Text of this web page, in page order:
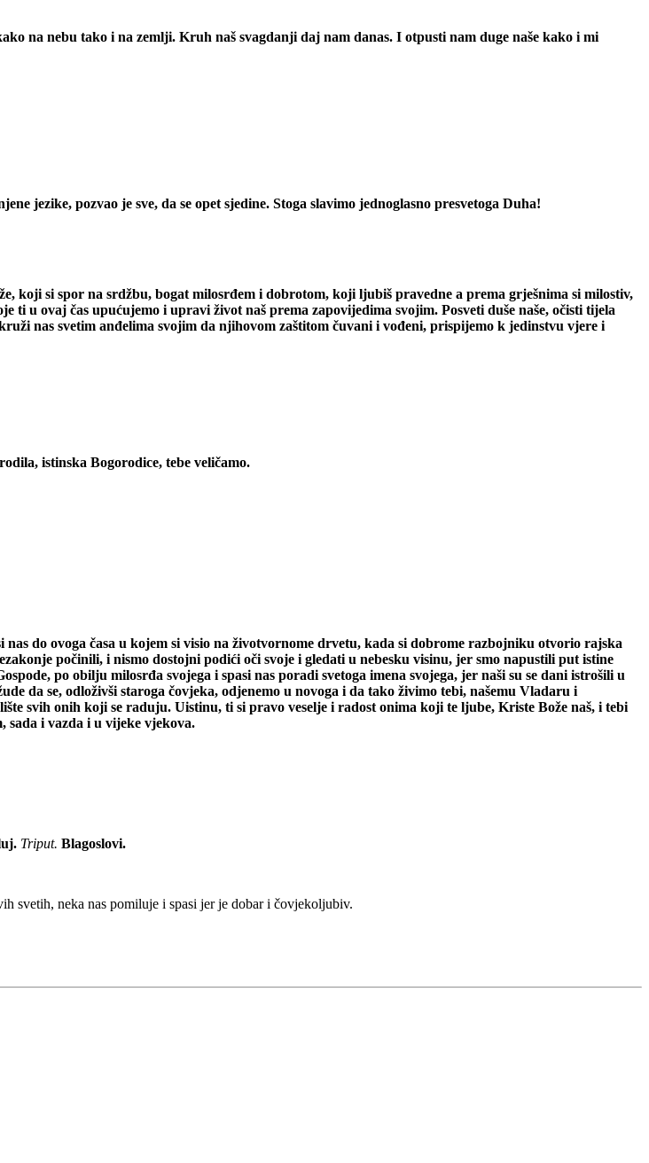
na nebu tako i na zemlji. Kruh naš svagdanji daj nam danas. I otpusti nam duge naše kako i mi
jezike, pozvao je sve, da se opet sjedine. Stoga slavimo jednoglasno presvetoga Duha!
koji si spor na srdžbu, bogat milosrđem i dobrotom, koji ljubiš pravedne a prema grješnima si milostiv,
u ovaj čas upućujemo i upravi život naš prema zapovijedima svojim. Posveti duše naše, očisti tijela
nas svetim anđelima svojim da njihovom zaštitom čuvani i vođeni, prispijemo k jedinstvu vjere i
istinska Bogorodice, tebe veličamo.
do ovoga časa u kojem si visio na životvornome drvetu, kada si dobrome razbojniku otvorio rajska
počinili, i nismo dostojni podići oči svoje i gledati u nebesku visinu, jer smo napustili put istine
po obilju milosrđa svojega i spasi nas poradi svetoga imena svojega, jer naši su se dani istrošili u
da se, odloživši staroga čovjeka, odjenemo u novoga i da tako živimo tebi, našemu Vladaru i
svih onih koji se raduju. Uistinu, ti si pravo veselje i radost onima koji te ljube, Kriste Bože naš, i tebi
sada i vazda i u vijeke vjekova.
Triput. Blagoslovi.
svetih, neka nas pomiluje i spasi jer je dobar i čovjekoljubiv.